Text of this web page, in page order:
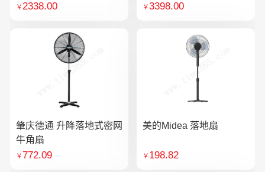
￥2338.00 ￥3398.00
肇庆德通 升降落地式密网
牛角扇
￥772.09
美的Midea 落地扇
￥ 198.82